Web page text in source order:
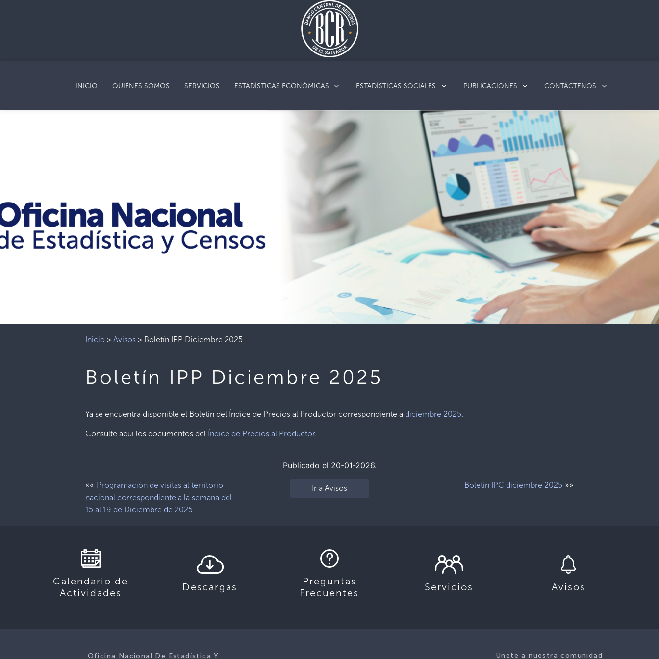
INICIO QUIÉNES SOMOS SERVICIOS ESTADÍSTICAS ECONÓMICAS ESTADÍSTICAS SOCIALES PUBLICACIONES CONTÁCTENOS
Inicio >Avisos > Boletín IPP Diciembre 2025
Boletín IPP Diciembre 2025
Ya se encuentra disponible el Boletín del Índice de Precios al Productor correspondiente a diciembre 2025.
Consulte aquí los documentos del Índice de Precios al Productor.
Publicado el 20-01-2026.
«« Programación de visitas al territorio
nacional correspondiente a la semana del
15 al 19 de Diciembre de 2025
Ir a Avisos Boletín IPC diciembre 2025 »»
Calendario de
Actividades
Descargas
Preguntas
Frecuentes
Servicios Avisos
Únete a nuestra comunidad
Oficina Nacional De Estadística Y